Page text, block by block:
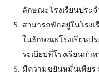
ลักษณะโรงเรียนประจ
สามารถพักอยู่ในโรง
ในลักษณะโรงเรียนป
ระเบียบที่โรงเรียนกำ
มีความขยันหมั่นเพีย